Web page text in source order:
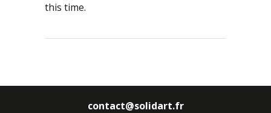
this time.
contact@solidart.fr